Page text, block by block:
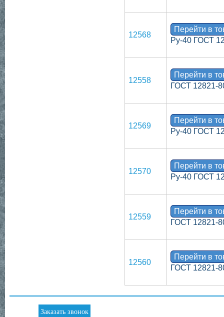
12568
Перейти в
Ру-40 ГОСТ
12558
Перейти в
ГОСТ 12821-
12569
Перейти в
Ру-40 ГОСТ
12570
Перейти в
Ру-40 ГОСТ
12559
Перейти в
ГОСТ 12821-
12560
Перейти в
ГОСТ 12821-
Заказать звонок